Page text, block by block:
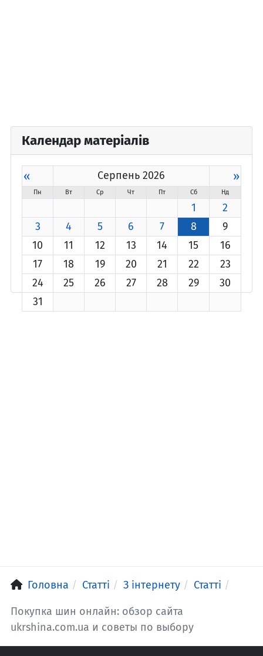
Календар матеріалів
« Серпень 2026 »
Пн Вт Ср Чт Пт Сб Нд
1
2
3
4 5 6 7 8
9
10
11 12 13 14 15
16
17
18 19 20 21 22
23
24
25 26 27 28 29
30
31
Головна Статті З інтернету Статті
Покупка шин онлайн: обзор сайта
ukrshina.com.ua и советы по выбору